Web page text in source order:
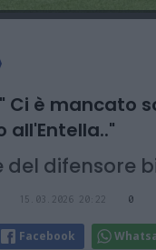
Ci è mancato
all'Entella.."
del difensore
15.03.2026 20:22 0
Facebook